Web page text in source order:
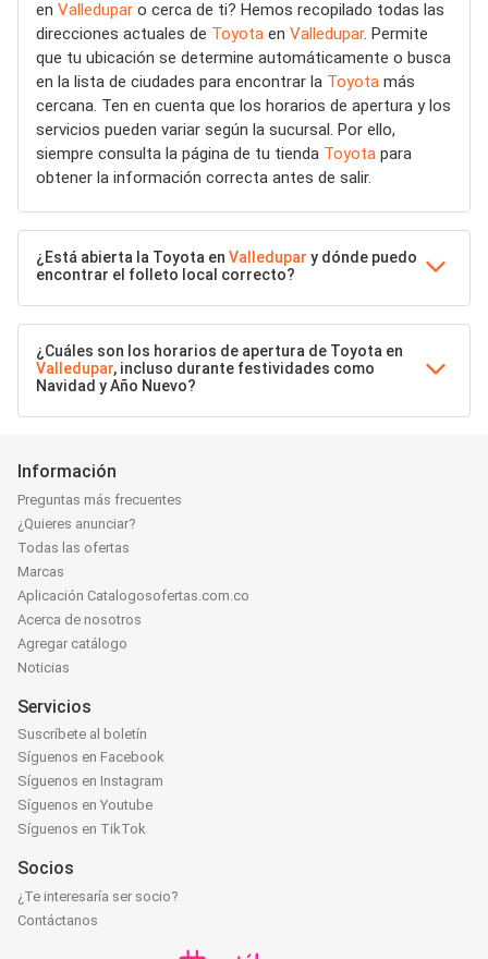
en Valledupar o cerca de ti? Hemos recopilado todas las
direcciones actuales de Toyota en Valledupar. Permite
que tu ubicación se determine automáticamente o busca
en la lista de ciudades para encontrar la Toyota más
cercana. Ten en cuenta que los horarios de apertura y los
servicios pueden variar según la sucursal. Por ello,
siempre consulta la página de tu tienda Toyota para
obtener la información correcta antes de salir.
¿Está abierta la Toyota en Valledupar y dónde puedo
encontrar el folleto local correcto?
¿Cuáles son los horarios de apertura de Toyota en
Valledupar, incluso durante festividades como
Navidad y Año Nuevo?
Información
Preguntas más frecuentes
¿Quieres anunciar?
Todas las ofertas
Marcas
Aplicación Catalogosofertas.com.co
Acerca de nosotros
Agregar catálogo
Noticias
Servicios
Suscríbete al boletín
Síguenos en Facebook
Síguenos en Instagram
Síguenos en Youtube
Síguenos en TikTok
Socios
¿Te interesaría ser socio?
Contáctanos